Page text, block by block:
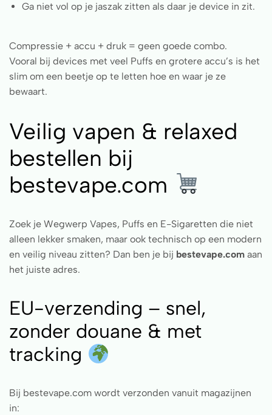
Ga niet vol op je jaszak zitten als daar je device in zit.
Compressie + accu + druk = geen goede combo.
Vooral bij devices met veel Puffs en grotere accu’s is het
slim om een beetje op te letten hoe en waar je ze
bewaart.
Veilig vapen & relaxed
bestellen bij
bestevape.com
Zoek je Wegwerp Vapes, Puffs en E-Sigaretten die niet
alleen lekker smaken, maar ook technisch op een modern
en veilig niveau zitten? Dan ben je bij bestevape.com aan
het juiste adres.
EU-verzending – snel,
zonder douane & met
tracking
Bij bestevape.com wordt verzonden vanuit magazijnen
in: